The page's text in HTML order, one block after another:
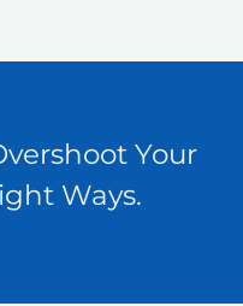
Your
Ways.